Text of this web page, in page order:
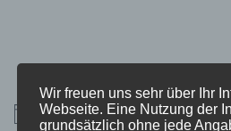
HinweisEs sind keine anstehenden
Wir freuen uns sehr über Ihr
Webseite. Eine Nutzung der
grundsätzlich ohne jede